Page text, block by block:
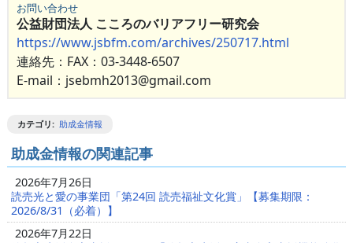
お問い合わせ
公益財団法人 こころのバリアフリー研究会
https://www.jsbfm.com/archives/250717.html
連絡先：FAX：03-3448-6507
E-mail：jsebmh2013@gmail.com
カテゴリ: 助成金情報
助成金情報の関連記事
2026年7月26日
読売光と愛の事業団「第24回 読売福祉文化賞」【募集期限：
2026/8/31（必着）】
2026年7月22日